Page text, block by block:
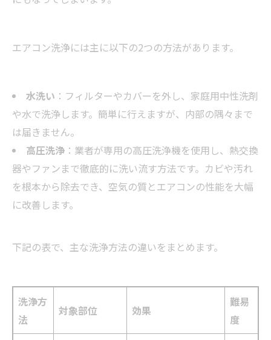
エアコン洗浄には主に以下の2つの方法があります。
水洗い ：フィルターやカバーを外し、家庭用中性洗剤
や水で洗浄します。簡単に行えますが、内部の隅々まで
は届きません。
高圧洗浄：業者が専用の高圧洗浄機を使用し、熱交換
器やファンまで徹底的に洗い流す方法です。カビや汚れ
を根本から除去でき、空気の質とエアコンの性能を大幅
に改善します。
下記の表で、主な洗浄方法の違いをまとめます。
洗浄方
法
対象部位 効果
難易
度